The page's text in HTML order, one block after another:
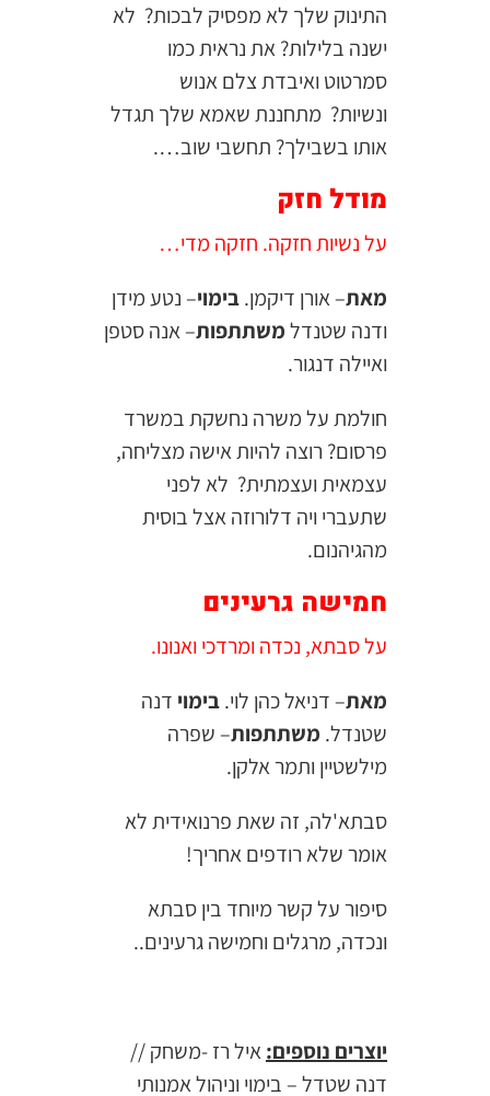
התינוק שלך לא מפסיק לבכות? לא
ישנה בלילות? את נראית כמו
סמרטוט ואיבדת צלם אנוש
ונשיות? מתחננת שאמא שלך תגדל
אותו בשבילך? תחשבי שוב….
מודל חזק
על נשיות חזקה. חזקה מדי…
מאת– אורן דיקמן.בימוי– נטע מידן
ודנה שטנדלמשתתפות– אנה סטפן
ואיילה דנגור.
חולמת על משרה נחשקת במשרד
פרסום? רוצה להיות אישה מצליחה,
עצמאית ועצמתית? לא לפני
שתעברי ויה דלורוזה אצל בוסית
מהגיהנום.
חמישה גרעינים
על סבתא, נכדה ומרדכי ואנונו.
מאת– דניאל כהן לוי.בימוי דנה
שטנדל. משתתפות– שפרה
מילשטיין ותמר אלקן.
סבתא'לה, זה שאת פרנואידית לא
אומר שלא רודפים אחריך!
סיפור על קשר מיוחד בין סבתא
ונכדה, מרגלים וחמישה גרעינים..
יוצרים נוספים:איל רז -משחק //
דנה שטדל – בימוי וניהול אמנותי